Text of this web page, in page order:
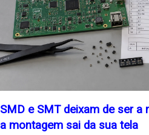
SMD e SMT deixam de ser
a montagem sai da sua tela